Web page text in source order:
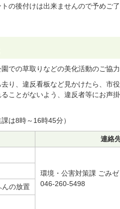
の後付けは出来ませんので予めご了
での草取りなどの美化活動のご協力
り、違反看板など見かけたら、市
ことがないよう、違反者等にお声
は8時～16時45分）
連絡
環境・公害対策課 ごみ
046-260-5498
んの放置